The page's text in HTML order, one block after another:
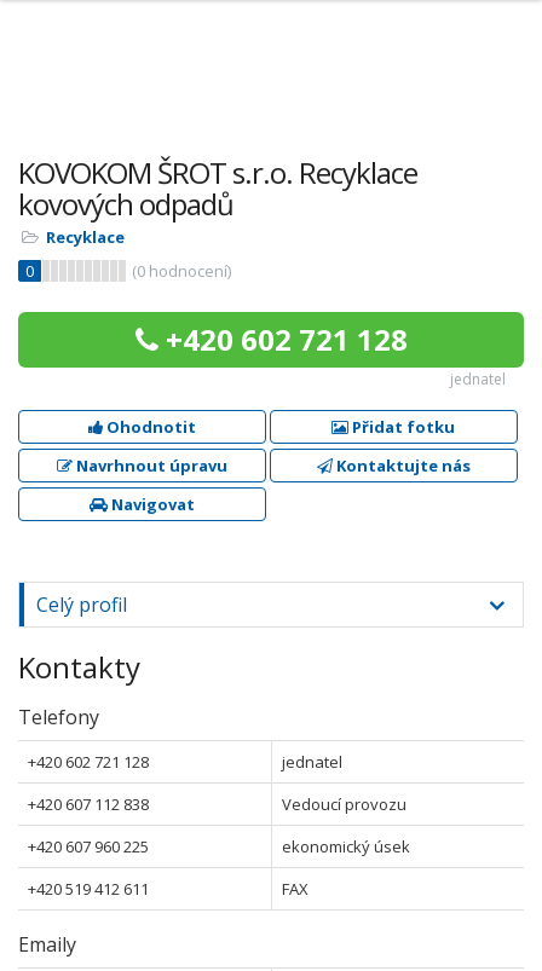
KOVOKOM ŠROT s.r.o. Recyklace
kovových odpadů
Recyklace
0
(0 hodnocení)
+420 602 721 128
jednatel
Ohodnotit
Přidat fotku
Navrhnout úpravu
Kontaktujte nás
Navigovat
Celý profil
Kontakty
Telefony
+420 602 721 128
jednatel
+420 607 112 838
Vedoucí provozu
+420 607 960 225
ekonomický úsek
+420 519 412 611
FAX
Emaily